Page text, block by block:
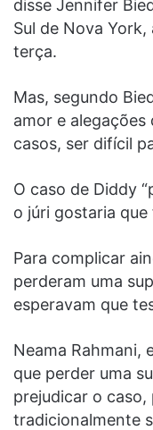
disse Jennifer
Sul de Nova
terça.
Mas, segundo
amor e
casos, ser difícil
O caso de Diddy
o júri gostaria que
Para complicar
perderam uma
esperavam que
Neama Rahmani,
que perder uma
prejudicar o caso,
tradicionalmente